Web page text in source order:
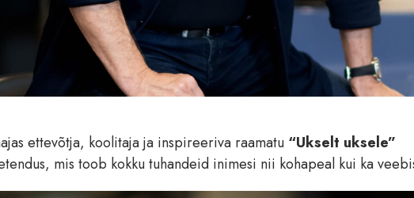
ettevõtja, koolitaja ja inspireeriva raamatu “Ukselt uksele”
mis toob kokku tuhandeid inimesi nii kohapeal kui ka